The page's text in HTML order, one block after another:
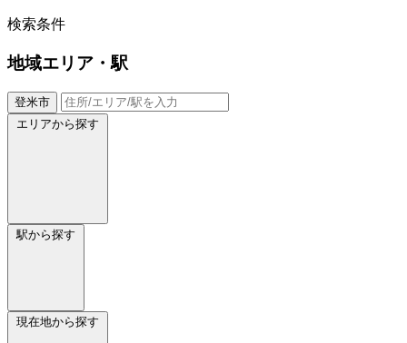
検索条件
地域エリア・駅
登米市
エリアから探す
駅から探す
現在地から探す